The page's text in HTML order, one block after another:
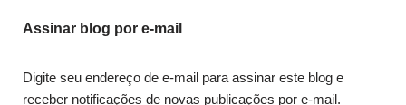
Assinar blog por e-mail
Digite seu endereço de e-mail para assinar este blog e
receber notificações de novas publicações por e-mail.